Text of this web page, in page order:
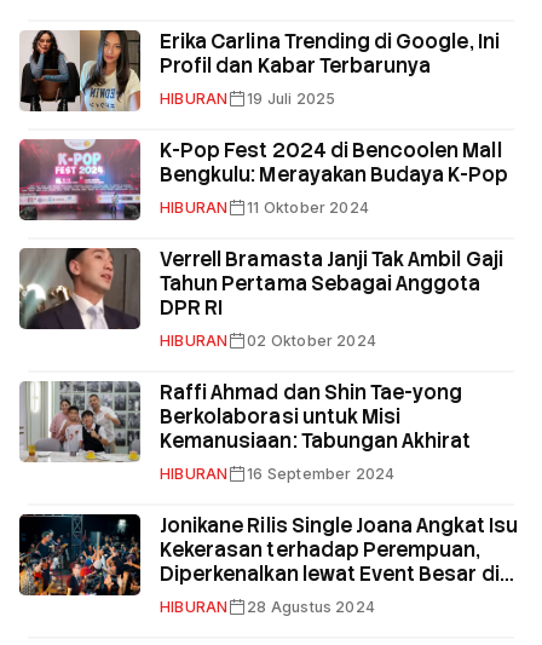
Erika Carlina Trending di Google, Ini
Profil dan Kabar Terbarunya
HIBURAN 19 Juli 2025
K-Pop Fest 2024 di Bencoolen Mall
Bengkulu: Merayakan Budaya K-Pop
HIBURAN 11 Oktober 2024
Verrell Bramasta Janji Tak Ambil Gaji
Tahun Pertama Sebagai Anggota
DPR RI
HIBURAN 02 Oktober 2024
Raffi Ahmad dan Shin Tae-yong
Berkolaborasi untuk Misi
Kemanusiaan: Tabungan Akhirat
HIBURAN 16 September 2024
Jonikane Rilis Single Joana Angkat Isu
Kekerasan terhadap Perempuan,
Diperkenalkan lewat Event Besar di
Bengkulu
HIBURAN 28 Agustus 2024